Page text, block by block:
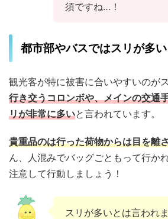
須ですね…！
都市部やバスではスリが多い
観光客が特に被害に合いやすいのがス
行き交うコロンボや、メインの交通
リが非常に多いと言われています。
貴重品のは行った荷物からは目を離
ん、人混みでバッグごともって行か
注意して行動しましょう！
スリが多いとは言われ